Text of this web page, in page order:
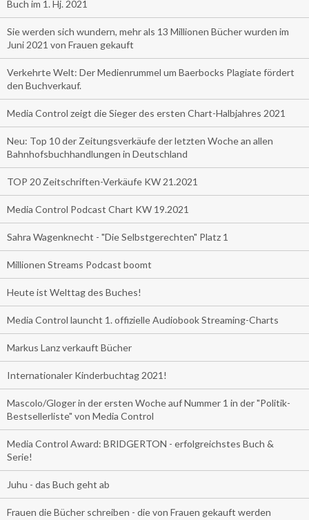
Buch im 1. Hj. 2021
Sie werden sich wundern, mehr als 13 Millionen Bücher wurden im
Juni 2021 von Frauen gekauft
Verkehrte Welt: Der Medienrummel um Baerbocks Plagiate fördert
den Buchverkauf.
Media Control zeigt die Sieger des ersten Chart-Halbjahres 2021
Neu: Top 10 der Zeitungsverkäufe der letzten Woche an allen
Bahnhofsbuchhandlungen in Deutschland
TOP 20 Zeitschriften-Verkäufe KW 21.2021
Media Control Podcast Chart KW 19.2021
Sahra Wagenknecht - "Die Selbstgerechten" Platz 1
Millionen Streams Podcast boomt
Heute ist Welttag des Buches!
Media Control launcht 1. offizielle Audiobook Streaming-Charts
Markus Lanz verkauft Bücher
Internationaler Kinderbuchtag 2021!
Mascolo/Gloger in der ersten Woche auf Nummer 1 in der "Politik-
Bestsellerliste" von Media Control
Media Control Award: BRIDGERTON - erfolgreichstes Buch &
Serie!
Juhu - das Buch geht ab
Frauen die Bücher schreiben - die von Frauen gekauft werden